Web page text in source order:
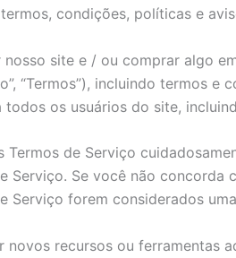
condições, políticas e
site e / ou comprar algo
“Termos”), incluindo termos
todos os usuários do site,
Termos de Serviço
Serviço. Se você não
Serviço forem considerados
novos recursos ou ferramentas